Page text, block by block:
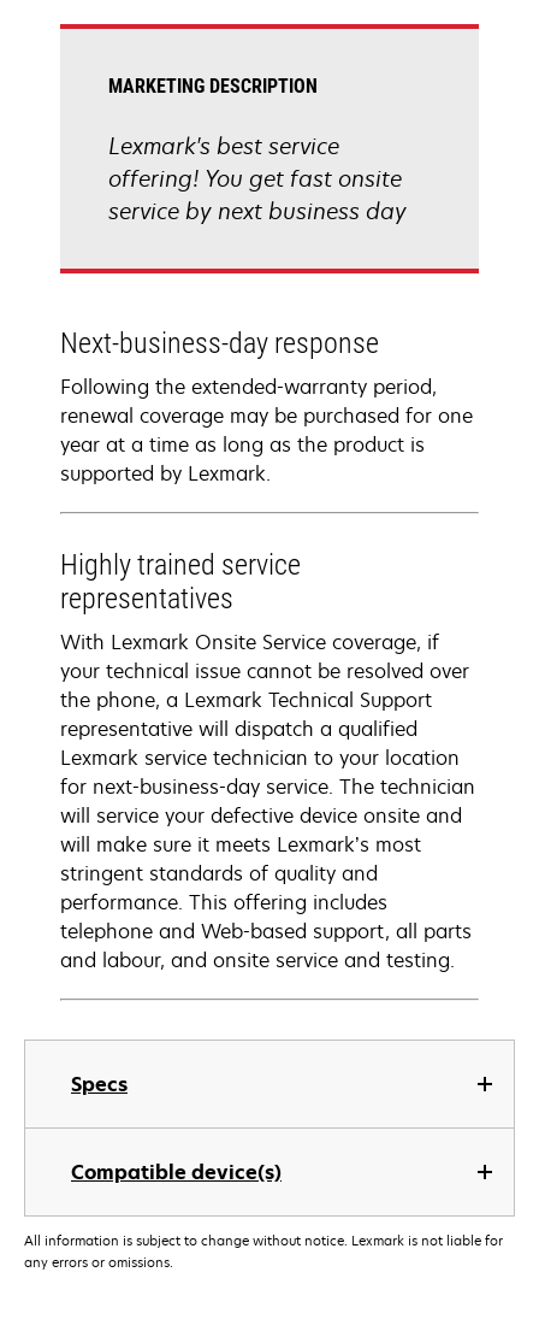
Specs
Compatible device(s)
MARKETING DESCRIPTION
Lexmark's best service
offering! You get fast onsite
service by next business day
Next-business-day response
Following the extended-warranty period,
renewal coverage may be purchased for one
year at a time as long as the product is
supported by Lexmark.
Highly trained service
representatives
With Lexmark Onsite Service coverage, if
your technical issue cannot be resolved over
the phone, a Lexmark Technical Support
representative will dispatch a qualified
Lexmark service technician to your location
for next-business-day service. The technician
will service your defective device onsite and
will make sure it meets Lexmark’s most
stringent standards of quality and
performance. This offering includes
telephone and Web-based support, all parts
and labour, and onsite service and testing.
All information is subject to change without notice. Lexmark is not liable for
any errors or omissions.